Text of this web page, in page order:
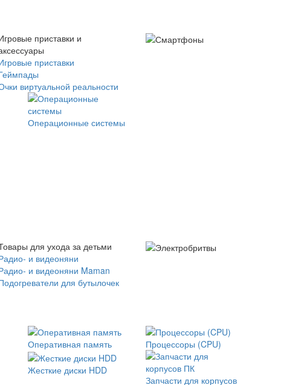
приставки и
приставки
виртуальной реальности
Операционные системы
для ухода за детьми
и видеоняни
и видеоняни Maman
для бутылочек
Оперативная память Процессоры (CPU)
Жесткие диски HDD
Запчасти для корпусов